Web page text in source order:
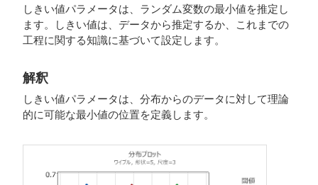
しきい値パラメータは、ランダム変数の最小値を推定し
ます。しきい値は、データから推定するか、これまでの
工程に関する知識に基づいて設定します。
解釈
しきい値パラメータは、分布からのデータに対して理論
的に可能な最小値の位置を定義します。